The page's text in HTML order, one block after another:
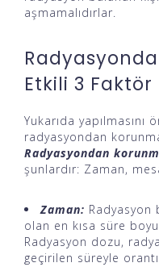
aşmamalıdırlar.
Etkili 3 Faktör
Yukarıda
radyasyondan
Radyasyondan
şunlardır: Zaman,
Zaman:
olan en kısa süre
Radyasyon dozu,
geçirilen süreyle